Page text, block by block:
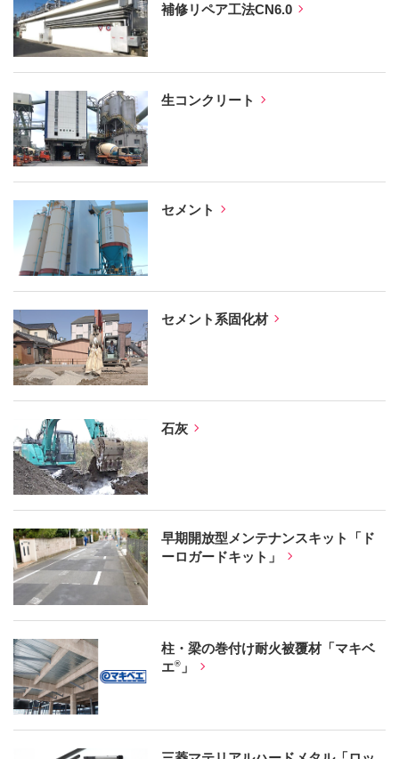
補修リペア工法CN6.0
生コンクリート
セメント
セメント系固化材
石灰
早期開放型メンテナンスキット「ド
ーロガードキット」
柱・梁の巻付け耐火被覆材「マキベ
エ® 」